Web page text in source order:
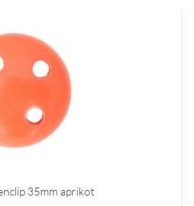
35mm aprikot